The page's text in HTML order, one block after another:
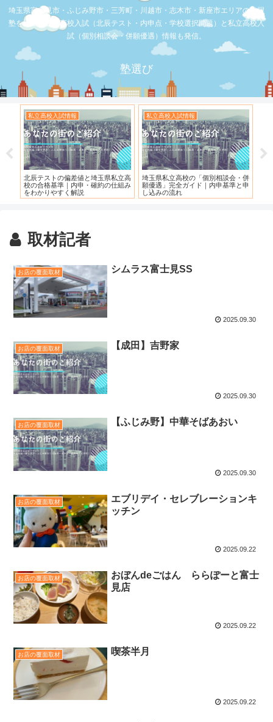
埼玉県富士見市・ふじみ野市・三芳町・川越市・志木市・新座市エリアの学習
塾を比較。公立高校入試（北辰テスト・内申点・学校選択問題）と私立高校入
試（個別相談会・併願優遇）情報も発信。
塾選び
私立高校入試情報
北辰テストの偏差値と埼玉県私立高
校の合格基準｜内申・確約の仕組み
をわかりやすく解説
私立高校入試情報
埼玉県私立高校の「個別相談会・併
願優遇」完全ガイド｜内申基準と申
し込みの流れ
取材記者
お店の覆面取材 シムラス富士見SS
2025.09.30
お店の覆面取材 【成田】吉野家
2025.09.30
お店の覆面取材 【ふじみ野】中華そばあおい
2025.09.30
お店の覆面取材
エブリデイ・セレブレーションキ
ッチン
2025.09.22
お店の覆面取材
おぼんdeごはん ららぽーと富士
見店
2025.09.22
お店の覆面取材 喫茶半月
2025.09.22